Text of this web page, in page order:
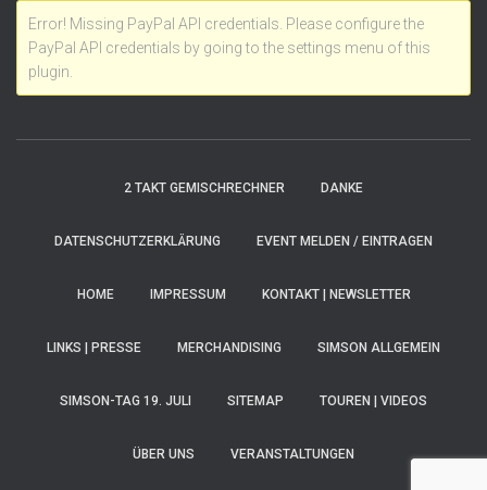
Error! Missing PayPal API credentials. Please configure the
PayPal API credentials by going to the settings menu of this
plugin.
2 TAKT GEMISCHRECHNER DANKE
DATENSCHUTZERKLÄRUNG EVENT MELDEN / EINTRAGEN
HOME IMPRESSUM KONTAKT | NEWSLETTER
LINKS | PRESSE MERCHANDISING SIMSON ALLGEMEIN
SIMSON-TAG 19. JULI SITEMAP TOUREN | VIDEOS
ÜBER UNS VERANSTALTUNGEN